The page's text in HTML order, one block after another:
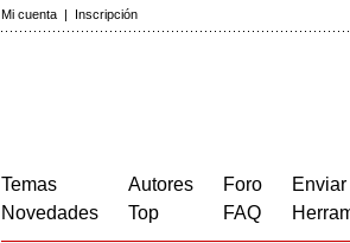
Mi cuenta | Inscripción
Temas
Novedades
Autores
Top
Foro
FAQ